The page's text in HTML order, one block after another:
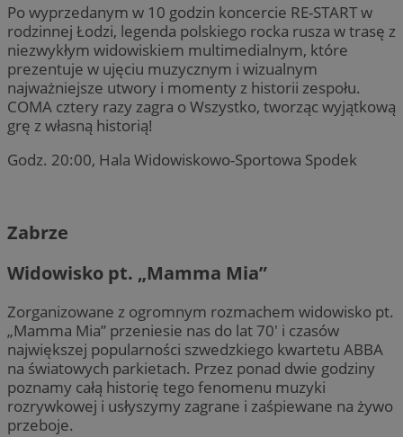
Po wyprzedanym w 10 godzin koncercie RE-START w
rodzinnej Łodzi, legenda polskiego rocka rusza w trasę z
niezwykłym widowiskiem multimedialnym, które
prezentuje w ujęciu muzycznym i wizualnym
najważniejsze utwory i momenty z historii zespołu.
COMA cztery razy zagra o Wszystko, tworząc wyjątkową
grę z własną historią!
Godz. 20:00, Hala Widowiskowo-Sportowa Spodek
Zabrze
Widowisko pt. „Mamma Mia”
Zorganizowane z ogromnym rozmachem widowisko pt.
„Mamma Mia” przeniesie nas do lat 70′ i czasów
największej popularności szwedzkiego kwartetu ABBA
na światowych parkietach. Przez ponad dwie godziny
poznamy całą historię tego fenomenu muzyki
rozrywkowej i usłyszymy zagrane i zaśpiewane na żywo
przeboje.